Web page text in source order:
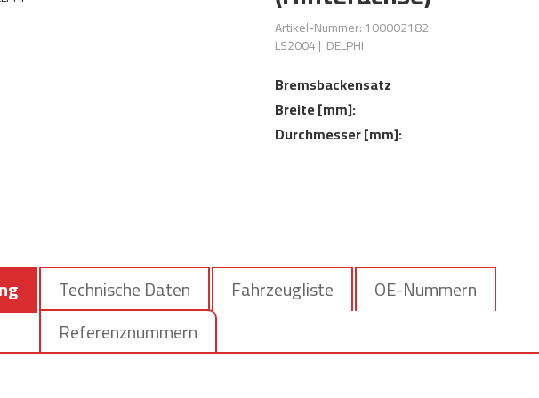
Artikel-Nummer: 100002182
LS2004| DELPHI
Bremsbackensatz
Breite [mm]:
Durchmesser [mm]:
Technische Daten Fahrzeugliste
OE-Nummern
Referenznummern